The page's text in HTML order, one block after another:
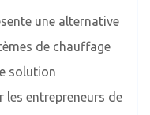
une alternative
de chauffage
solution
entrepreneurs de